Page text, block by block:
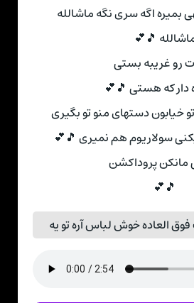
بمیره اگه سری نگه ماشالله
🎵💕
رو غریبه بستی
دار که هستی 🎵💕
تو خیابون دستهای منو تو بگیری
سولاریوم هم نمیری 🎵💕
پروداکشن
🎵💕
العاده خوش لباس آره تو یه